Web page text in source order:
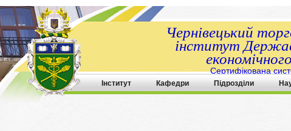
Чернівецький
інститут
Сертифікована
ДСТУ
Інститут Кафедри Підрозділи